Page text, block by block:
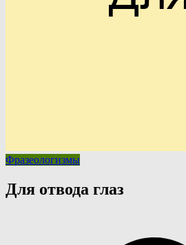
Фразеологизмы
Для отвода глаз